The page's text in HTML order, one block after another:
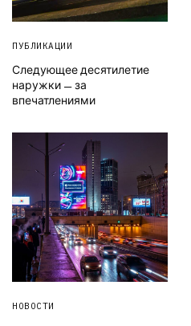
ПУБЛИКАЦИИ
Следующее десятилетие
наружки — за
впечатлениями
НОВОСТИ